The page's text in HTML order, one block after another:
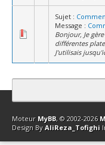
Sujet :
Message :
Bonjour, Je
différentes
J'utilisais
Contact Club
Moteur MyBB, © 2002-2026
Design By AliReza_Tofighi